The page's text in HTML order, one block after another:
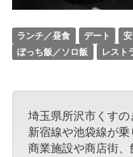
ランチ／昼食 デート
ぼっち飯／ソロ飯
レスト
埼玉県所沢市くすの
新宿線や池袋線が
商業施設や商店街、